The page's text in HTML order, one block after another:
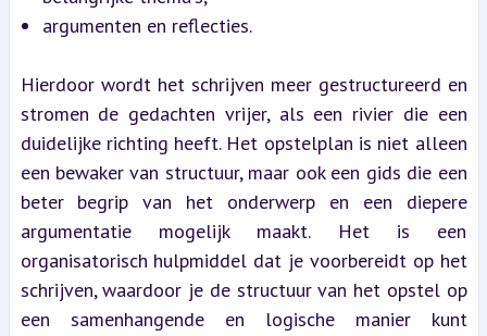
argumenten en reflecties.
Hierdoor wordt het schrijven meer gestructureerd en
stromen de gedachten vrijer, als een rivier die een
duidelijke richting heeft. Het opstelplan is niet alleen
een bewaker van structuur, maar ook een gids die een
beter begrip van het onderwerp en een diepere
argumentatie mogelijk maakt. Het is een
organisatorisch hulpmiddel dat je voorbereidt op het
schrijven, waardoor je de structuur van het opstel op
een samenhangende en logische manier kunt